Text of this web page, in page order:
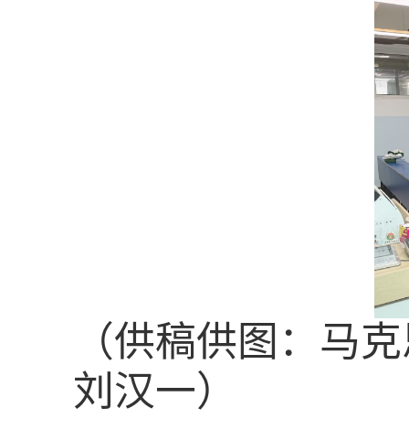
（供稿供图 ：马
刘汉一）